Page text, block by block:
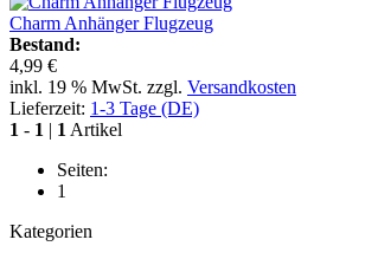
Charm Anhänger Flugzeug
Bestand:
4,99 €
inkl. 19 % MwSt. zzgl. Versandkosten
Lieferzeit: 1-3 Tage (DE)
1 - 1 | 1 Artikel
Seiten:
1
Kategorien